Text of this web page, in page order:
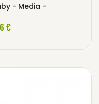
- Media -
€